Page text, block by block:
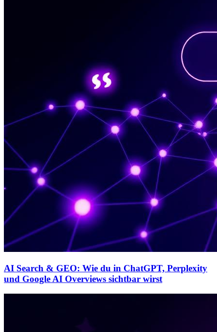
AI Search & GEO: Wie du in ChatGPT, Perplexity
und Google AI Overviews sichtbar wirst